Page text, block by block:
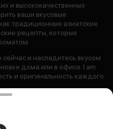
и высококачественных
ваши вкусовые
традиционные азиатские
рецепты, которые
и насладитесь вкусом
дома или в офисе. I am
и оригинальность каждого